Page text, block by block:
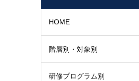
HOME
階層別・対象別
研修プログラム別